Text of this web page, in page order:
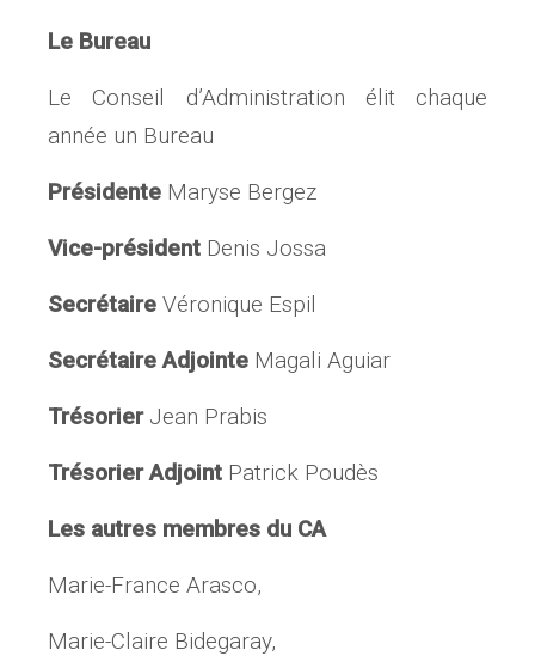
Le Bureau
Le Conseil d’Administration élit chaque
année un Bureau
Présidente Maryse Bergez
Vice-président Denis Jossa
Secrétaire Véronique Espil
Secrétaire Adjointe Magali Aguiar
Trésorier Jean Prabis
Trésorier Adjoint Patrick Poudès
Les autres membres du CA
Marie-France Arasco,
Marie-Claire Bidegaray,